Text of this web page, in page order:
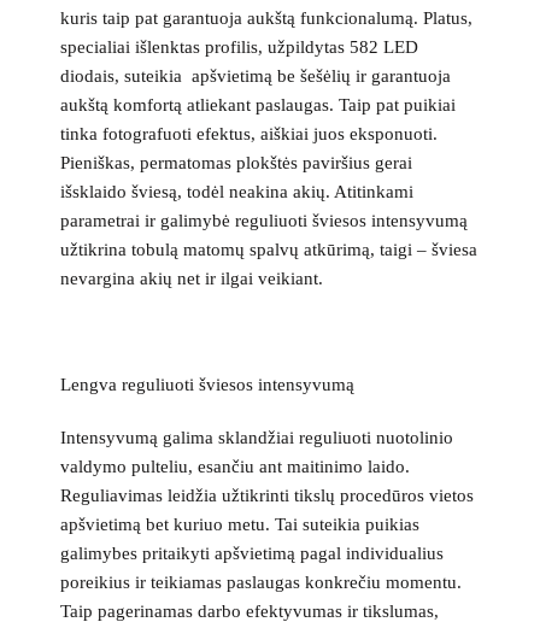
kuris taip pat garantuoja aukštą funkcionalumą. Platus,
specialiai išlenktas profilis, užpildytas 582 LED
diodais, suteikia apšvietimą be šešėlių ir garantuoja
aukštą komfortą atliekant paslaugas. Taip pat puikiai
tinka fotografuoti efektus, aiškiai juos eksponuoti.
Pieniškas, permatomas plokštės paviršius gerai
išsklaido šviesą, todėl neakina akių. Atitinkami
parametrai ir galimybė reguliuoti šviesos intensyvumą
užtikrina tobulą matomų spalvų atkūrimą, taigi – šviesa
nevargina akių net ir ilgai veikiant.
Lengva reguliuoti šviesos intensyvumą
Intensyvumą galima sklandžiai reguliuoti nuotolinio
valdymo pulteliu, esančiu ant maitinimo laido.
Reguliavimas leidžia užtikrinti tikslų procedūros vietos
apšvietimą bet kuriuo metu. Tai suteikia puikias
galimybes pritaikyti apšvietimą pagal individualius
poreikius ir teikiamas paslaugas konkrečiu momentu.
Taip pagerinamas darbo efektyvumas ir tikslumas,